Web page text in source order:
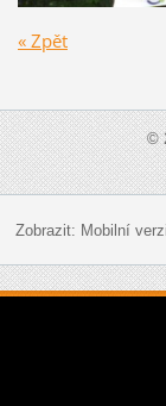
« Zpět
©
Zobrazit: Mobilní verzi